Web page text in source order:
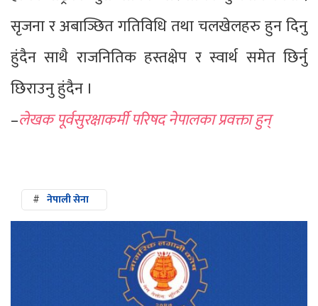
सृजना र अबाञ्छित गतिविधि तथा चलखेलहरु हुन दिनु
हुंदैन साथै राजनितिक हस्तक्षेप र स्वार्थ समेत छिर्नु
छिराउनु हुंदैन ।
–लेखक पूर्वसुरक्षाकर्मी परिषद नेपालका प्रवक्ता हुन्
# नेपाली सेना